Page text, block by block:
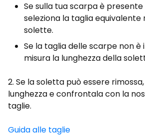
Se sulla tua scarpa è presente
seleziona la taglia equivalente
solette.
Se la taglia delle scarpe non è
misura la lunghezza della
2. Se la soletta può essere
lunghezza e confrontala con la
taglie.
Guida alle taglie